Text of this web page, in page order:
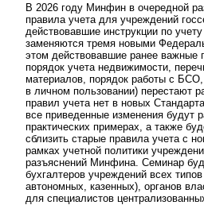
В 2026 году Минфин в очередной
правила учета для учреждений
действовавшие инструкции по
заменяются тремя новыми
этом действовавшие ранее важные
порядок учета недвижимости,
материалов, порядок работы с
в личном пользовании) перестают
правил учета нет в новых
все приведенные изменения будут
практических примерах, а также
сблизить старые правила учета с
рамках учетной политики
разъяснений Минфина. Семинар
бухгалтеров учреждений всех
автономных, казенных), органов
для специалистов